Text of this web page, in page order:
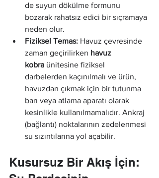
de suyun dökülme formunu
bozarak rahatsız edici bir sıçramaya
neden olur.
Fiziksel Temas: Havuz çevresinde
zaman geçirilirken havuz
kobra ünitesine fiziksel
darbelerden kaçınılmalı ve ürün,
havuzdan çıkmak için bir tutunma
barı veya atlama aparatı olarak
kesinlikle kullanılmamalıdır. Ankraj
(bağlantı) noktalarının zedelenmesi
su sızıntılarına yol açabilir.
Kusursuz Bir Akış İçin: